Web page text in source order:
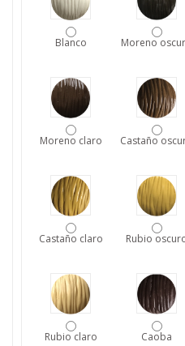
Blanco Moreno
Moreno claro Castaño
Castaño claro Rubio
Rubio claro Caoba